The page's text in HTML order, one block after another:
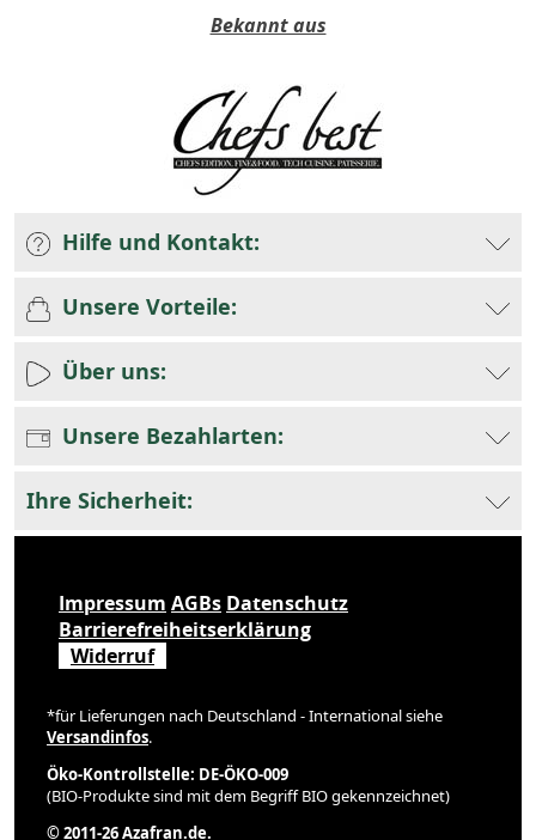
Bekannt aus
Hilfe und Kontakt:
Unsere Vorteile:
Über uns:
Unsere Bezahlarten:
Ihre Sicherheit:
Impressum AGBs Datenschutz
Barrierefreiheitserklärung
Widerruf
*für Lieferungen nach Deutschland - International siehe
Versandinfos.
Öko-Kontrollstelle: DE-ÖKO-009
(BIO-Produkte sind mit dem Begriff BIO gekennzeichnet)
© 2011-26 Azafran.de.